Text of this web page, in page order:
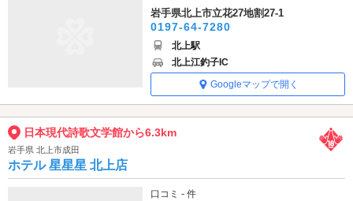
岩手県北上市立花27地割27-1
0197-64-7280
北上駅
北上江釣子IC
Googleマップで開く
日本現代詩歌文学館から6.3km
岩手県 北上市成田
ホテル 星星星 北上店
口コミ - 件